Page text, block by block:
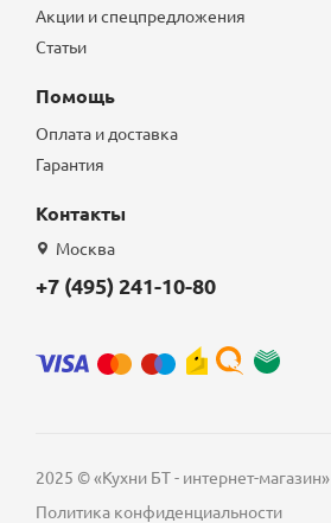
Акции и спецпредложения
Статьи
Помощь
Оплата и доставка
Гарантия
Контакты
Москва
+7 (495) 241-10-80
2025 © «Кухни БТ - интернет-магазин»
Политика конфиденциальности